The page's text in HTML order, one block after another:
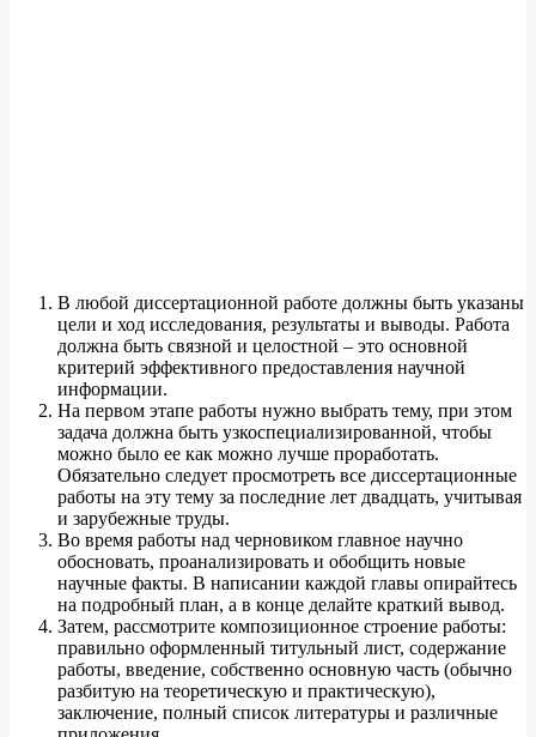
В любой диссертационной работе должны быть указаны
цели и ход исследования, результаты и выводы. Работа
должна быть связной и целостной – это основной
критерий эффективного предоставления научной
информации.
На первом этапе работы нужно выбрать тему, при этом
задача должна быть узкоспециализированной, чтобы
можно было ее как можно лучше проработать.
Обязательно следует просмотреть все диссертационные
работы на эту тему за последние лет двадцать, учитывая
и зарубежные труды.
Во время работы над черновиком главное научно
обосновать, проанализировать и обобщить новые
научные факты. В написании каждой главы опирайтесь
на подробный план, а в конце делайте краткий вывод.
Затем, рассмотрите композиционное строение работы:
правильно оформленный титульный лист, содержание
работы, введение, собственно основную часть (обычно
разбитую на теоретическую и практическую),
заключение, полный список литературы и различные